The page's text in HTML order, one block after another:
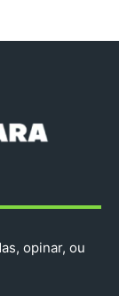
opinar, ou